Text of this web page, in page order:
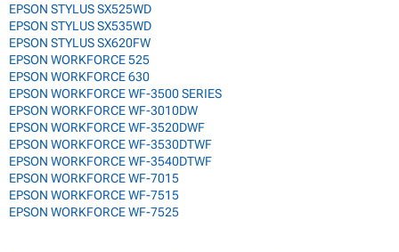
EPSON STYLUS SX525WD
EPSON STYLUS SX535WD
EPSON STYLUS SX620FW
EPSON WORKFORCE 525
EPSON WORKFORCE 630
EPSON WORKFORCE WF-3500 SERIES
EPSON WORKFORCE WF-3010DW
EPSON WORKFORCE WF-3520DWF
EPSON WORKFORCE WF-3530DTWF
EPSON WORKFORCE WF-3540DTWF
EPSON WORKFORCE WF-7015
EPSON WORKFORCE WF-7515
EPSON WORKFORCE WF-7525